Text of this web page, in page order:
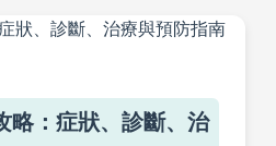
略：症狀、診斷、治